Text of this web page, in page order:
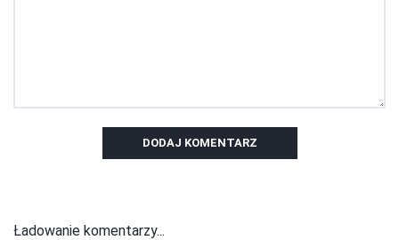
DODAJ KOMENTARZ
Ładowanie komentarzy...